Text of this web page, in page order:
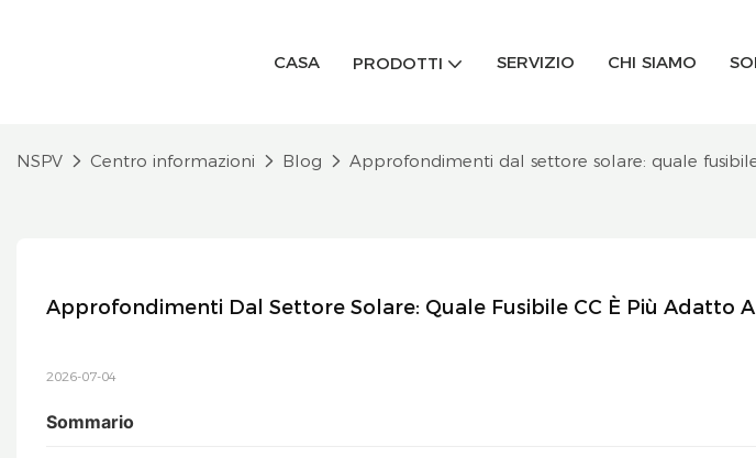
CASA PRODOTTI SERVIZIO CHI SIAMO
NSPV Centro informazioni Blog Approfondimenti dal settore solare: quale
Approfondimenti Dal Settore Solare: Quale Fusibile CC È Più Adatto
2026-07-04
Sommario